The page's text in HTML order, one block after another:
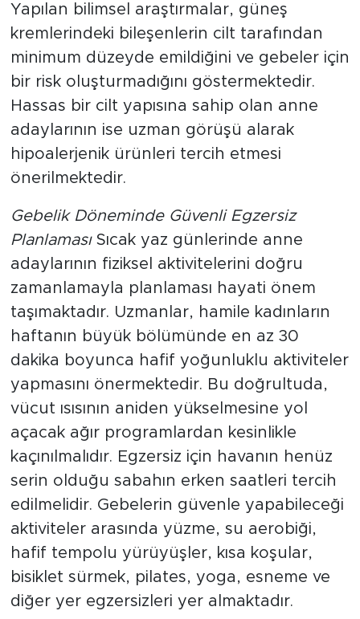
Yapılan bilimsel araştırmalar, güneş
kremlerindeki bileşenlerin cilt tarafından
minimum düzeyde emildiğini ve gebeler için
bir risk oluşturmadığını göstermektedir.
Hassas bir cilt yapısına sahip olan anne
adaylarının ise uzman görüşü alarak
hipoalerjenik ürünleri tercih etmesi
önerilmektedir.
Gebelik Döneminde Güvenli Egzersiz
PlanlamasıSıcak yaz günlerinde anne
adaylarının fiziksel aktivitelerini doğru
zamanlamayla planlaması hayati önem
taşımaktadır. Uzmanlar, hamile kadınların
haftanın büyük bölümünde en az 30
dakika boyunca hafif yoğunluklu aktiviteler
yapmasını önermektedir. Bu doğrultuda,
vücut ısısının aniden yükselmesine yol
açacak ağır programlardan kesinlikle
kaçınılmalıdır. Egzersiz için havanın henüz
serin olduğu sabahın erken saatleri tercih
edilmelidir. Gebelerin güvenle yapabileceği
aktiviteler arasında yüzme, su aerobiği,
hafif tempolu yürüyüşler, kısa koşular,
bisiklet sürmek, pilates, yoga, esneme ve
diğer yer egzersizleri yer almaktadır.